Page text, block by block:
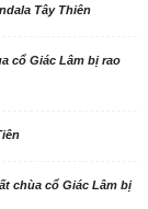
Tây Thiên
cổ Giác Lâm bị rao
chùa cổ Giác Lâm bị